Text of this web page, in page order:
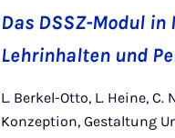
Das DSSZ-Modul
Lehrinhalten und
L. Berkel-Otto, L. Heine,
Konzeption, Gestaltung